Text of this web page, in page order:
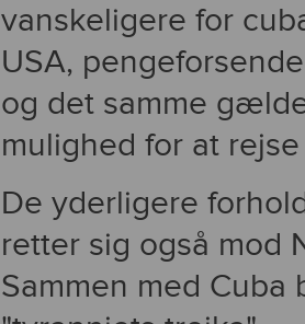
vanskeligere for
USA,
og det samme
mulighed for at
De yderligere
retter sig også mod
Sammen med